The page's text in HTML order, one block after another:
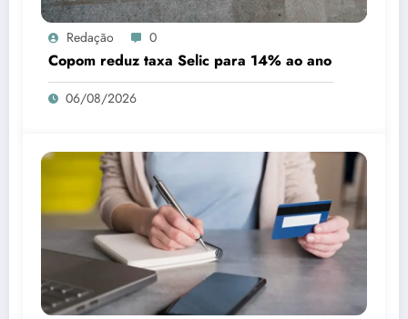
Redação 0
Copom reduz taxa Selic para 14% ao ano
06/08/2026